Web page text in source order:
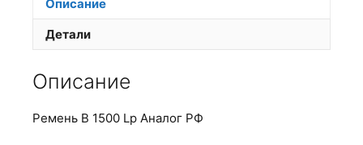
Описание
Детали
Описание
Ремень В 1500 Lp Аналог РФ